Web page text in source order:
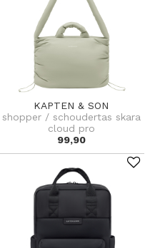
KAPTEN & SON
shopper / schoudertas skara
cloud pro
99,90